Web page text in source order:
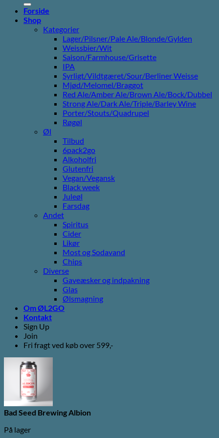
Forside
Shop
Kategorier
Lager/Pilsner/Pale Ale/Blonde/Gylden
Weissbier/Wit
Saison/Farmhouse/Grisette
IPA
Syrligt/Vildtgæret/Sour/Berliner Weisse
Mjød/Melomel/Braggot
Red Ale/Amber Ale/Brown Ale/Bock/Dubbel
Strong Ale/Dark Ale/Triple/Barley Wine
Porter/Stouts/Quadrupel
Røgøl
Øl
Tilbud
6pack2go
Alkoholfri
Glutenfri
Vegan/Vegansk
Black week
Juleøl
Farsdag
Andet
Spiritus
Cider
Likør
Most og Sodavand
Chips
Diverse
Gaveæsker og indpakning
Glas
Ølsmagning
Om ØL2GO
Kontakt
Sign Up
Join
Fri fragt ved køb over 599,-
Bad Seed Brewing Albion
På lager